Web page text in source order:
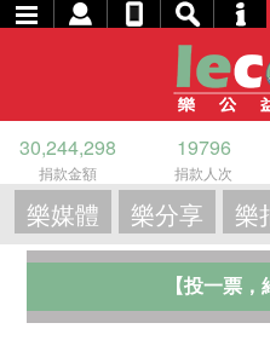
30,244,298
捐款金額
19796
捐款人次
樂媒體 樂分享 樂
【投一票，